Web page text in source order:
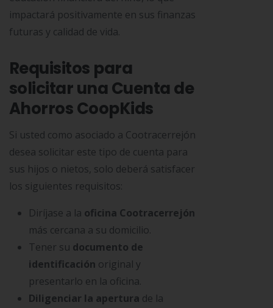
impactará positivamente en sus finanzas
futuras y calidad de vida.
Requisitos para
solicitar una Cuenta de
Ahorros CoopKids
Si usted como asociado a Cootracerrejón
desea solicitar este tipo de cuenta para
sus hijos o nietos, solo deberá satisfacer
los siguientes requisitos:
Diríjase a la oficina Cootracerrejón
más cercana a su domicilio.
Tener su documento de
identificación original y
presentarlo en la oficina.
Diligenciar la apertura de la